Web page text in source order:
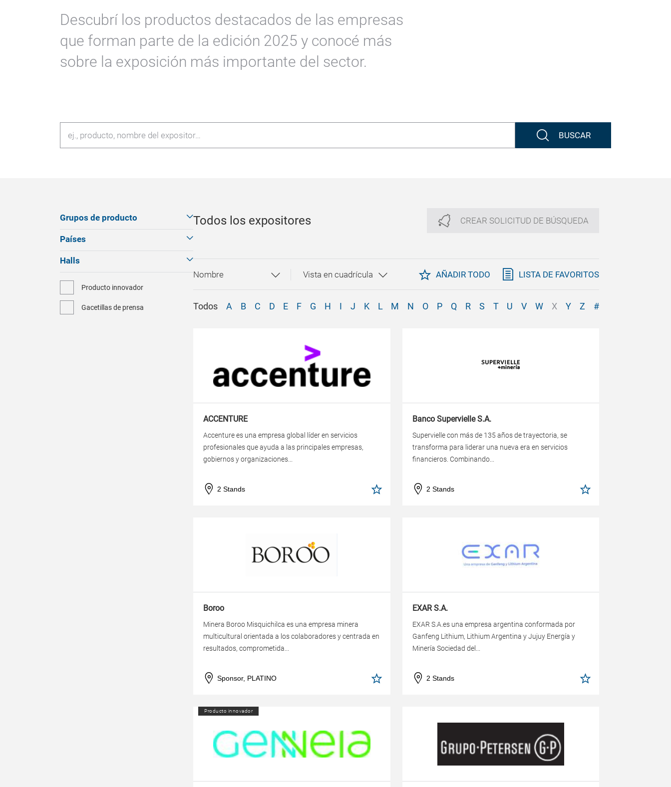
Descubrí los productos destacados de las empresas
que forman parte de la edición 2025 y conocé más
sobre la exposición más importante del sector.
BUSCAR
Grupos de producto
Países
Halls
Producto innovador
Gacetillas de prensa
Todos los expositores CREAR SOLICITUD DE BÚSQUEDA
AÑADIR TODO LISTA DE FAVORITOS
Todos A B C D E F G H I J K L M N O P Q R S T U V W X Y Z #
ACCENTURE
Accenture es una empresa global líder en servicios
profesionales que ayuda a las principales empresas,
gobiernos y organizaciones...
2 Stands
Banco Supervielle S.A.
Supervielle con más de 135 años de trayectoria, se
transforma para liderar una nueva era en servicios
financieros. Combinando...
2 Stands
Boroo
Minera Boroo Misquichilca es una empresa minera
multicultural orientada a los colaboradores y centrada en
resultados, comprometida...
Sponsor, PLATINO
EXAR S.A.
EXAR S.A.es una empresa argentina conformada por
Ganfeng Lithium, Lithium Argentina y Jujuy Energía y
Minería Sociedad del...
2 Stands
Producto innovador